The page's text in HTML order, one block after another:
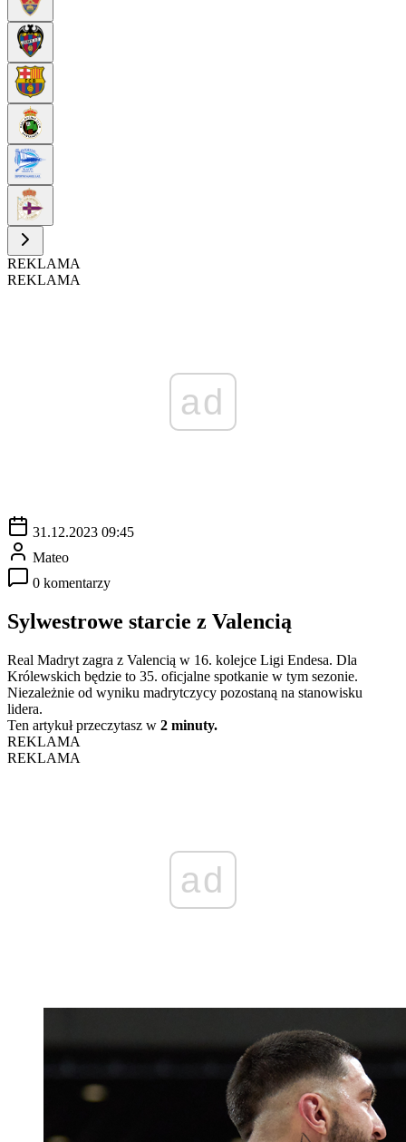
REKLAMA
REKLAMA
ad
31.12.2023 09:45
Mateo
0 komentarzy
Sylwestrowe starcie z Valencią
Real Madryt zagra z Valencią w 16. kolejce Ligi Endesa. Dla
Królewskich będzie to 35. oficjalne spotkanie w tym sezonie.
Niezależnie od wyniku madrytczycy pozostaną na stanowisku
lidera.
Ten artykuł przeczytasz w 2 minuty.
REKLAMA
REKLAMA
ad